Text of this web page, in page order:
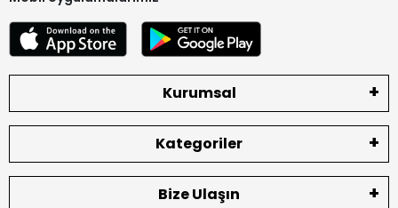
Kurumsal
Kategoriler
Bize Ulaşın